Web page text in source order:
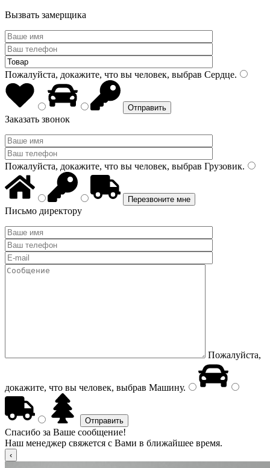
Вызвать замерщика
Пожалуйста, докажите, что вы человек, выбрав Сердце.
Заказать звонок
Пожалуйста, докажите, что вы человек, выбрав Грузовик.
Письмо директору
Пожалуйста,
докажите, что вы человек, выбрав Машину.
Спасибо за Ваше сообщение!
Наш менеджер свяжется с Вами в ближайшее время.